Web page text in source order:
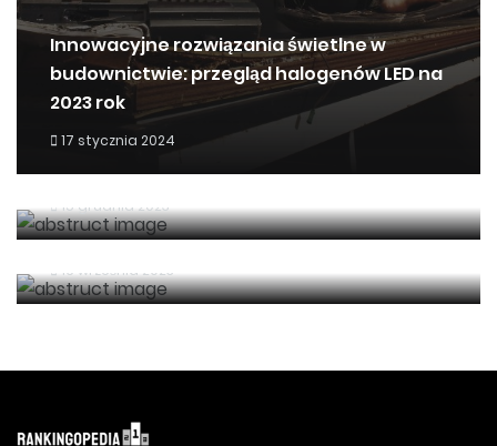
Innowacyjne rozwiązania świetlne w
budownictwie: przegląd halogenów LED na
2023 rok
17 stycznia 2024
Nowoczesne systemy wentylacji w Polsce
15 grudnia 2023
Nowoczesne środki renowacji wnętrz:
eksploracja rynku farb do mebli w Polsce
16 września 2023